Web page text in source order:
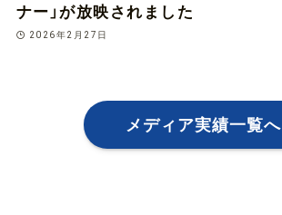
ナー」が放映されました
2026年2月27日
メディア実績一覧へ